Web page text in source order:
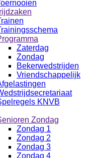
Zaterdag
Zondag
Bekerwedstrijden
Vriendschappelijk
KNVB
Zondag
Zondag 1
Zondag 2
Zondag 3
Zondag 4